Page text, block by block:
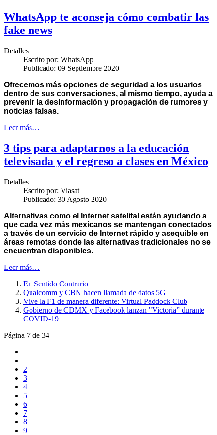
WhatsApp te aconseja cómo combatir las
fake news
Detalles
Escrito por: WhatsApp
Publicado: 09 Septiembre 2020
Ofrecemos más opciones de seguridad a los usuarios
dentro de sus conversaciones, al mismo tiempo, ayuda a
prevenir la desinformación y propagación de rumores y
noticias falsas.
Leer más…
3 tips para adaptarnos a la educación
televisada y el regreso a clases en México
Detalles
Escrito por: Viasat
Publicado: 30 Agosto 2020
Alternativas como el Internet satelital están ayudando a
que cada vez más mexicanos se mantengan conectados
a través de un servicio de Internet rápido y asequible en
áreas remotas donde las alternativas tradicionales no se
encuentran disponibles.
Leer más…
En Sentido Contrario
Qualcomm y CBN hacen llamada de datos 5G
Vive la F1 de manera diferente: Virtual Paddock Club
Gobierno de CDMX y Facebook lanzan "Victoria” durante
COVID-19
Página 7 de 34
2
3
4
5
6
7
8
9